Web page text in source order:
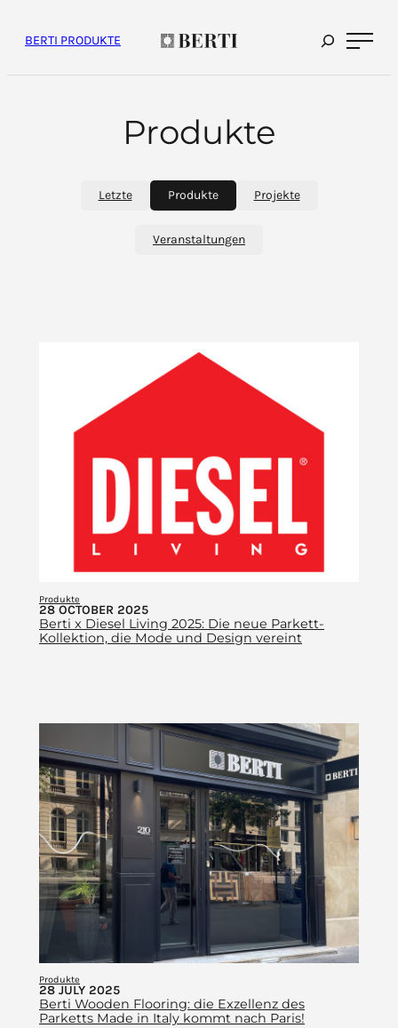
BERTI PRODUKTE
Produkte
Letzte Produkte Projekte
Veranstaltungen
Produkte
28 OCTOBER 2025
Berti x Diesel Living 2025: Die neue Parkett-
Kollektion, die Mode und Design vereint
Produkte
28 JULY 2025
Berti Wooden Flooring: die Exzellenz des
Parketts Made in Italy kommt nach Paris!